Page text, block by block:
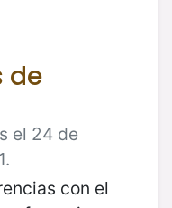
de
el 24 de
con el